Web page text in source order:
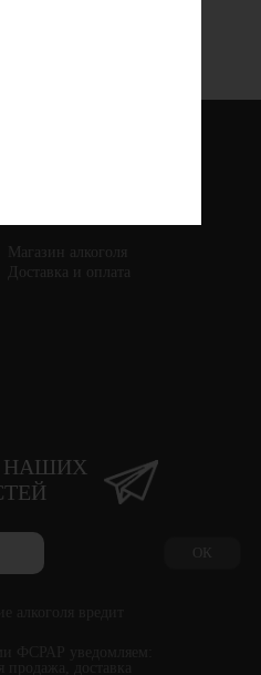
Магазин алкоголя
Доставка и оплата
НАШИХ
ОК